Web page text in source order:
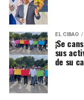
EL CIBAO
¡Se
sus
de su